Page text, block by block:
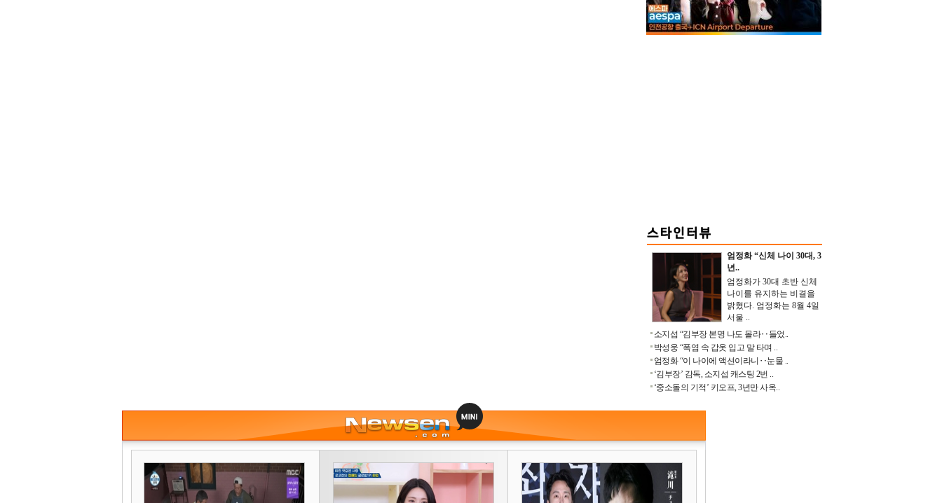
엄정화 “신체 나이 30대, 3
년..
엄정화가 30대 초반 신체
나이를 유지하는 비결을
밝혔다. 엄정화는 8월 4일
서울 ..
소지섭 “김부장 본명 나도 몰라‥들었..
박성웅 “폭염 속 갑옷 입고 말 타며 ..
엄정화 “이 나이에 액션이라니‥눈물 ..
‘김부장’ 감독, 소지섭 캐스팅 2번 ..
‘중소돌의 기적’ 키오프, 3년만 사옥..